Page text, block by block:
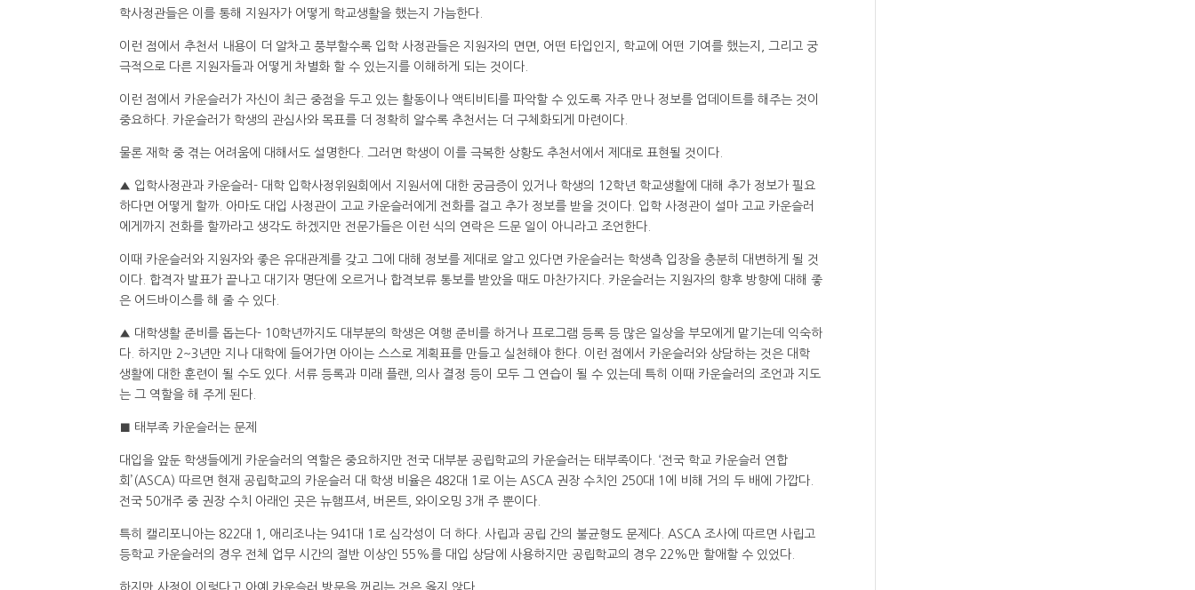
학사정관들은 이를 통해 지원자가 어떻게 학교생활을 했는지 가늠한다.
이런 점에서 추천서 내용이 더 알차고 풍부할수록 입학 사정관들은 지원자의 면면, 어떤 타입인지, 학교에 어떤 기여를 했는지, 그리고 궁
극적으로 다른 지원자들과 어떻게 차별화 할 수 있는지를 이해하게 되는 것이다.
이런 점에서 카운슬러가 자신이 최근 중점을 두고 있는 활동이나 액티비티를 파악할 수 있도록 자주 만나 정보를 업데이트를 해주는 것이
중요하다. 카운슬러가 학생의 관심사와 목표를 더 정확히 알수록 추천서는 더 구체화되게 마련이다.
물론 재학 중 겪는 어려움에 대해서도 설명한다. 그러면 학생이 이를 극복한 상황도 추천서에서 제대로 표현될 것이다.
▲ 입학사정관과 카운슬러- 대학 입학사정위원회에서 지원서에 대한 궁금증이 있거나 학생의 12학년 학교생활에 대해 추가 정보가 필요
하다면 어떻게 할까. 아마도 대입 사정관이 고교 카운슬러에게 전화를 걸고 추가 정보를 받을 것이다. 입학 사정관이 설마 고교 카운슬러
에게까지 전화를 할까라고 생각도 하겠지만 전문가들은 이런 식의 연락은 드문 일이 아니라고 조언한다.
이때 카운슬러와 지원자와 좋은 유대관계를 갖고 그에 대해 정보를 제대로 알고 있다면 카운슬러는 학생측 입장을 충분히 대변하게 될 것
이다. 합격자 발표가 끝나고 대기자 명단에 오르거나 합격보류 통보를 받았을 때도 마찬가지다. 카운슬러는 지원자의 향후 방향에 대해 좋
은 어드바이스를 해 줄 수 있다.
▲ 대학생활 준비를 돕는다- 10학년까지도 대부분의 학생은 여행 준비를 하거나 프로그램 등록 등 많은 일상을 부모에게 맡기는데 익숙하
다. 하지만 2~3년만 지나 대학에 들어가면 아이는 스스로 계획표를 만들고 실천해야 한다. 이런 점에서 카운슬러와 상담하는 것은 대학
생활에 대한 훈련이 될 수도 있다. 서류 등록과 미래 플랜, 의사 결정 등이 모두 그 연습이 될 수 있는데 특히 이때 카운슬러의 조언과 지도
는 그 역할을 해 주게 된다.
■ 태부족 카운슬러는 문제
대입을 앞둔 학생들에게 카운슬러의 역할은 중요하지만 전국 대부분 공립학교의 카운슬러는 태부족이다. ‘전국 학교 카운슬러 연합
회’(ASCA) 따르면 현재 공립학교의 카운슬러 대 학생 비율은 482대 1로 이는 ASCA 권장 수치인 250대 1에 비해 거의 두 배에 가깝다.
전국 50개주 중 권장 수치 아래인 곳은 뉴햄프셔, 버몬트, 와이오밍 3개 주 뿐이다.
특히 캘리포니아는 822대 1, 애리조나는 941대 1로 심각성이 더 하다. 사립과 공립 간의 불균형도 문제다. ASCA 조사에 따르면 사립고
등학교 카운슬러의 경우 전체 업무 시간의 절반 이상인 55%를 대입 상담에 사용하지만 공립학교의 경우 22%만 할애할 수 있었다.
하지만 사정이 이렇다고 아예 카운슬러 방문을 꺼리는 것은 옳지 않다.